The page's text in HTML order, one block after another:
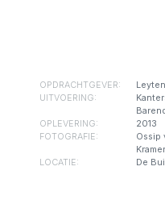
OPDRACHTGEVER:
UITVOERING:
OPLEVERING:
2013
FOTOGRAFIE:
Ossip
Kramer
LOCATIE:
De